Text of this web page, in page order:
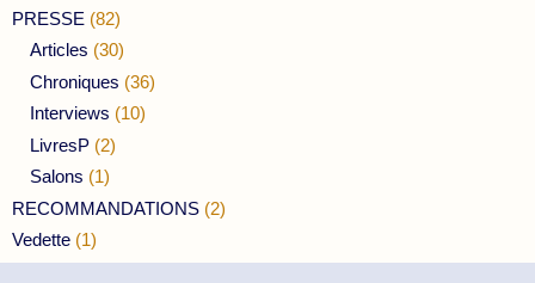
PRESSE (82)
Articles (30)
Chroniques (36)
Interviews (10)
LivresP (2)
Salons (1)
RECOMMANDATIONS (2)
Vedette (1)